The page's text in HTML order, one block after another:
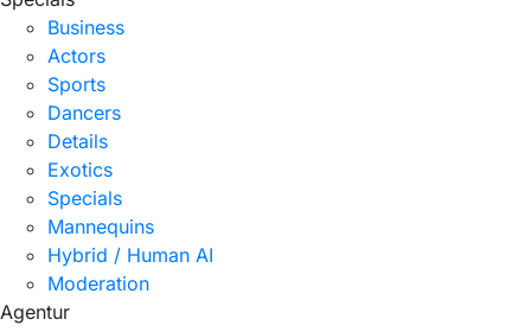
Business
Actors
Sports
Dancers
Details
Exotics
Specials
Mannequins
Hybrid / Human AI
Moderation
Agentur